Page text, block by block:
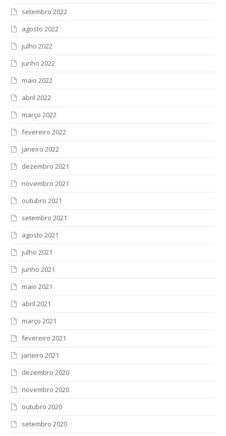
setembro 2022
agosto 2022
julho 2022
junho 2022
maio 2022
abril 2022
março 2022
fevereiro 2022
janeiro 2022
dezembro 2021
novembro 2021
outubro 2021
setembro 2021
agosto 2021
julho 2021
junho 2021
maio 2021
abril 2021
março 2021
fevereiro 2021
janeiro 2021
dezembro 2020
novembro 2020
outubro 2020
setembro 2020